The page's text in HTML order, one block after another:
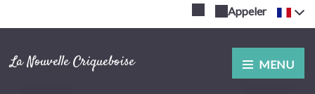
Appeler
La Nouvelle Criqueboise MENU